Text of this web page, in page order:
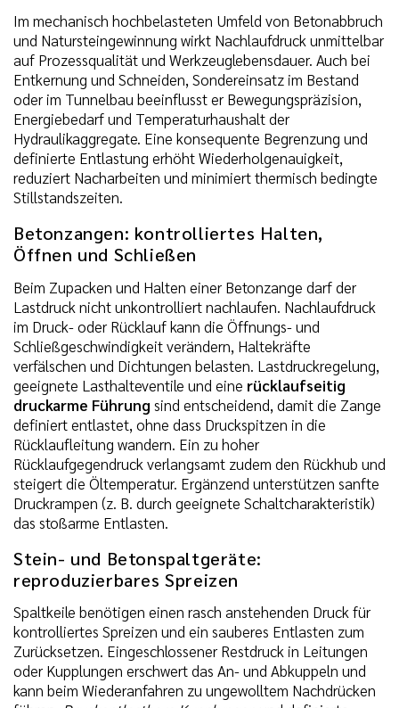
Im mechanisch hochbelasteten Umfeld von Betonabbruch
und Natursteingewinnung wirkt Nachlaufdruck unmittelbar
auf Prozessqualität und Werkzeuglebensdauer. Auch bei
Entkernung und Schneiden, Sondereinsatz im Bestand
oder im Tunnelbau beeinflusst er Bewegungspräzision,
Energiebedarf und Temperaturhaushalt der
Hydraulikaggregate. Eine konsequente Begrenzung und
definierte Entlastung erhöht Wiederholgenauigkeit,
reduziert Nacharbeiten und minimiert thermisch bedingte
Stillstandszeiten.
Betonzangen: kontrolliertes Halten,
Öffnen und Schließen
Beim Zupacken und Halten einer Betonzange darf der
Lastdruck nicht unkontrolliert nachlaufen. Nachlaufdruck
im Druck- oder Rücklauf kann die Öffnungs- und
Schließgeschwindigkeit verändern, Haltekräfte
verfälschen und Dichtungen belasten. Lastdruckregelung,
geeignete Lasthalteventile und eine rücklaufseitig
druckarme Führung sind entscheidend, damit die Zange
definiert entlastet, ohne dass Druckspitzen in die
Rücklaufleitung wandern. Ein zu hoher
Rücklaufgegendruck verlangsamt zudem den Rückhub und
steigert die Öltemperatur. Ergänzend unterstützen sanfte
Druckrampen (z. B. durch geeignete Schaltcharakteristik)
das stoßarme Entlasten.
Stein- und Betonspaltgeräte:
reproduzierbares Spreizen
Spaltkeile benötigen einen rasch anstehenden Druck für
kontrolliertes Spreizen und ein sauberes Entlasten zum
Zurücksetzen. Eingeschlossener Restdruck in Leitungen
oder Kupplungen erschwert das An- und Abkuppeln und
kann beim Wiederanfahren zu ungewolltem Nachdrücken